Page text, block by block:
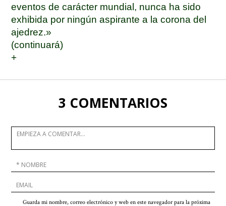
eventos de carácter mundial, nunca ha sido
exhibida por ningún aspirante a la corona del
ajedrez.»
(continuará)
+
3 COMENTARIOS
Guarda mi nombre, correo electrónico y web en este navegador para la próxima